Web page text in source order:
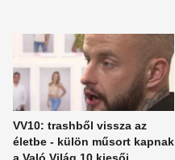
VV10: trashből vissza az
életbe - külön műsort kapnak